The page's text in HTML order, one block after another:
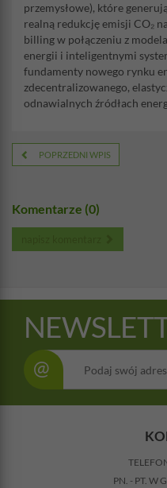
przemysłowe), które
realną redukcję emisji CO₂
billing w połączeniu z
energii i inteligentnymi
fundamenty nowego rynku
zdecentralizowanego,
odnawialnych źródłach
POPRZEDNI WPIS
Komentarze (0)
@
PN. - PT. W